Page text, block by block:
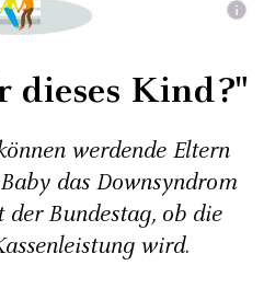
dieses Kind?"
werdende Eltern
das Downsyndrom
Bundestag, ob die
wird.